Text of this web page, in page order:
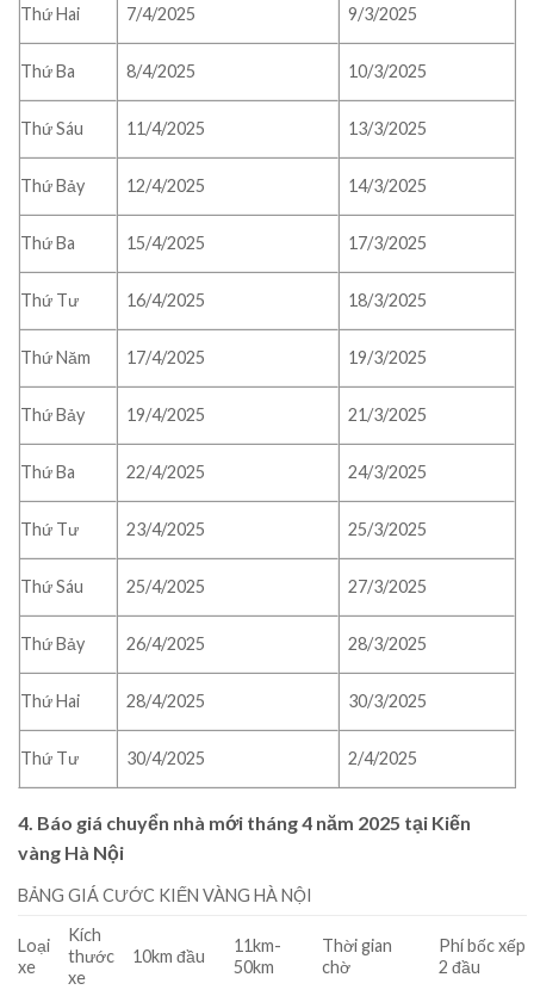
Thứ Hai 7/4/2025 9/3/2025
Thứ Ba 8/4/2025 10/3/2025
Thứ Sáu 11/4/2025 13/3/2025
Thứ Bảy 12/4/2025 14/3/2025
Thứ Ba 15/4/2025 17/3/2025
Thứ Tư 16/4/2025 18/3/2025
Thứ Năm 17/4/2025 19/3/2025
Thứ Bảy 19/4/2025 21/3/2025
Thứ Ba 22/4/2025 24/3/2025
Thứ Tư 23/4/2025 25/3/2025
Thứ Sáu 25/4/2025 27/3/2025
Thứ Bảy 26/4/2025 28/3/2025
Thứ Hai 28/4/2025 30/3/2025
Thứ Tư 30/4/2025 2/4/2025
4. Báo giá chuyển nhà mới tháng 4 năm 2025 tại Kiến
vàng Hà Nội
BẢNG GIÁ CƯỚC KIẾN VÀNG HÀ NỘI
Loại
xe
Kích
thước
xe
10km đầu
11km-
50km
Thời gian
chờ
Phí bốc xếp
2 đầu